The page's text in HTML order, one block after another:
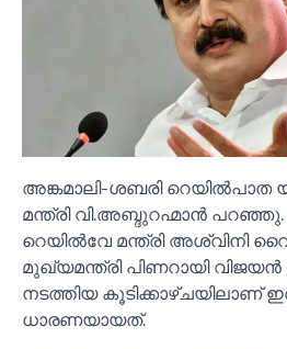
അങ്കമാലി-ശബരി റെയില്‍പാത
മന്ത്രി വി.അബ്ദുറഹ്മാൻ പറഞ്ഞു.
റെയില്‍വേ മന്ത്രി അശ്വിനി
മുഖ്യമന്ത്രി പിണറായി
നടത്തിയ കൂടിക്കാഴ്ചയിലാണ്
ധാരണയായത്.